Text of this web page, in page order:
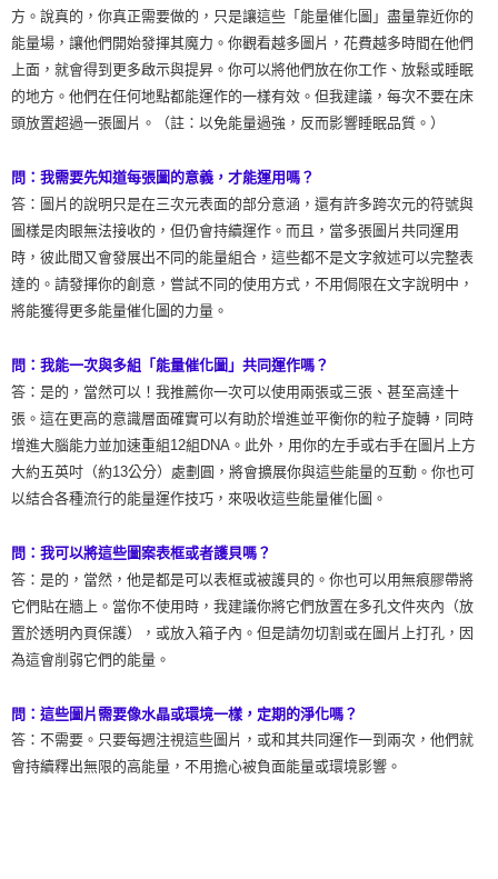
方。說真的，你真正需要做的，只是讓這些「能量催化圖」盡量靠近你的
能量場，讓他們開始發揮其魔力。你觀看越多圖片，花費越多時間在他們
上面，就會得到更多啟示與提昇。你可以將他們放在你工作、放鬆或睡眠
的地方。他們在任何地點都能運作的一樣有效。但我建議，每次不要在床
頭放置超過一張圖片。（註：以免能量過強，反而影響睡眠品質。）
問：我需要先知道每張圖的意義，才能運用嗎？
答：圖片的說明只是在三次元表面的部分意涵，還有許多跨次元的符號與
圖樣是肉眼無法接收的，但仍會持續運作。而且，當多張圖片共同運用
時，彼此間又會發展出不同的能量組合，這些都不是文字敘述可以完整表
達的。請發揮你的創意，嘗試不同的使用方式，不用侷限在文字說明中，
將能獲得更多能量催化圖的力量。
問：我能一次與多組「能量催化圖」共同運作嗎？
答：是的，當然可以！我推薦你一次可以使用兩張或三張、甚至高達十
張。這在更高的意識層面確實可以有助於增進並平衡你的粒子旋轉，同時
增進大腦能力並加速重組12組DNA。此外，用你的左手或右手在圖片上方
大約五英吋（約13公分）處劃圓，將會擴展你與這些能量的互動。你也可
以結合各種流行的能量運作技巧，來吸收這些能量催化圖。
問：我可以將這些圖案表框或者護貝嗎？
答：是的，當然，他是都是可以表框或被護貝的。你也可以用無痕膠帶將
它們貼在牆上。當你不使用時，我建議你將它們放置在多孔文件夾內（放
置於透明內頁保護），或放入箱子內。但是請勿切割或在圖片上打孔，因
為這會削弱它們的能量。
問：這些圖片需要像水晶或環境一樣，定期的淨化嗎？
答：不需要。只要每週注視這些圖片，或和其共同運作一到兩次，他們就
會持續釋出無限的高能量，不用擔心被負面能量或環境影響。